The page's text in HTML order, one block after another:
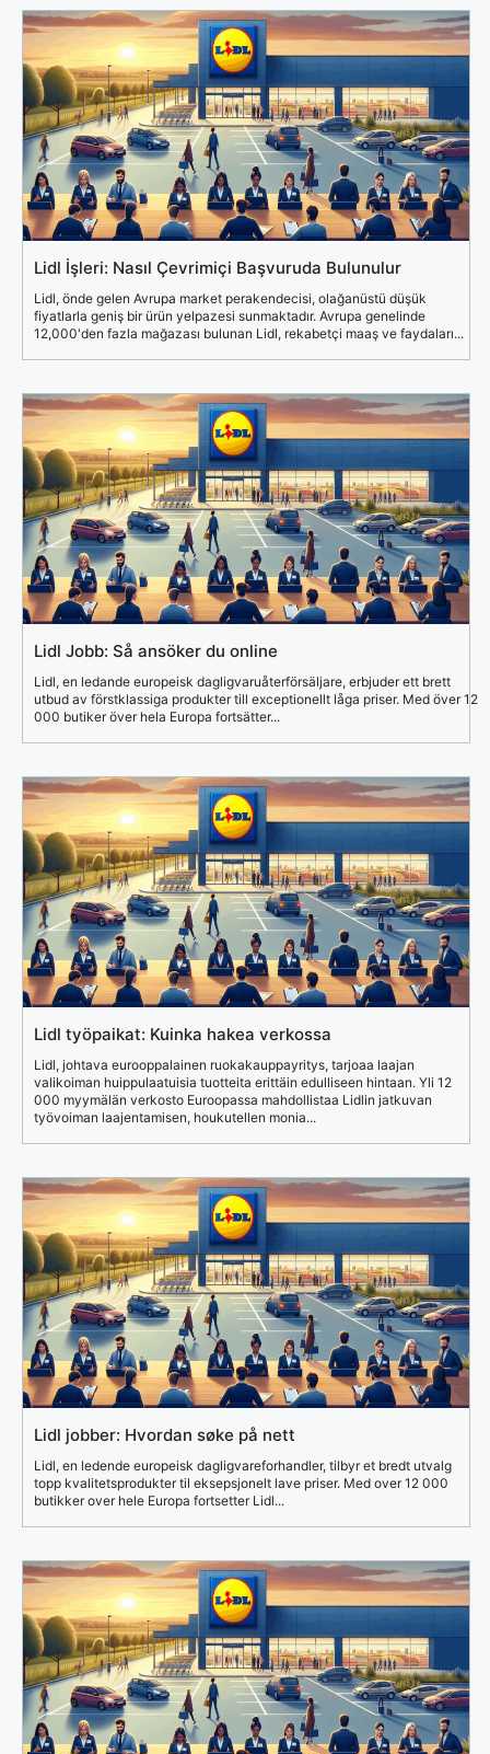
Lidl İşleri: Nasıl Çevrimiçi Başvuruda Bulunulur
Lidl, önde gelen Avrupa market perakendecisi, olağanüstü düşük
fiyatlarla geniş bir ürün yelpazesi sunmaktadır. Avrupa genelinde
12,000'den fazla mağazası bulunan Lidl, rekabetçi maaş ve faydaları...
Lidl Jobb: Så ansöker du online
Lidl, en ledande europeisk dagligvaruåterförsäljare, erbjuder ett brett
utbud av förstklassiga produkter till exceptionellt låga priser. Med över 12
000 butiker över hela Europa fortsätter...
Lidl työpaikat: Kuinka hakea verkossa
Lidl, johtava eurooppalainen ruokakauppayritys, tarjoaa laajan
valikoiman huippulaatuisia tuotteita erittäin edulliseen hintaan. Yli 12
000 myymälän verkosto Euroopassa mahdollistaa Lidlin jatkuvan
työvoiman laajentamisen, houkutellen monia...
Lidl jobber: Hvordan søke på nett
Lidl, en ledende europeisk dagligvareforhandler, tilbyr et bredt utvalg
topp kvalitetsprodukter til eksepsjonelt lave priser. Med over 12 000
butikker over hele Europa fortsetter Lidl...